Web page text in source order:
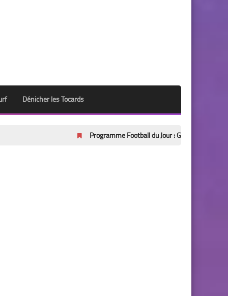
Dénicher les Tocards
Programme Football du Jour : Guide Complet des Chocs